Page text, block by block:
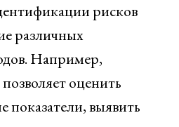
рисков
различных
Например,
оценить
показатели, выявить